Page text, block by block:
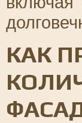
КАК